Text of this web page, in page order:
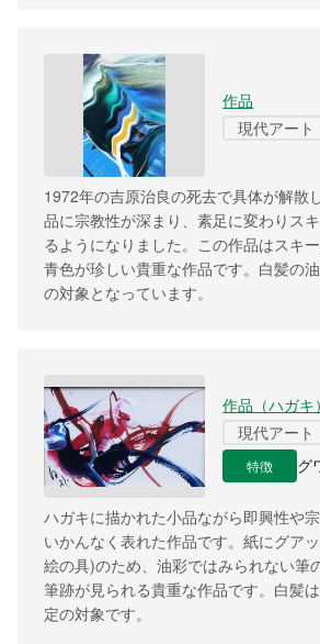
作品
現代アート
1972年の吉原治良の死去で具体が解散
品に宗教性が深まり、素足に変わりス
るようになりました。この作品はスキ
青色が珍しい貴重な作品です。白髪の
の対象となっています。
作品（ハガキ）
現代アート
特徴 グ
ハガキに描かれた小品ながら即興性や
いかんなく表れた作品です。紙にグア
絵の具)のため、油彩ではみられない筆
筆跡が見られる貴重な作品です。白髪
定の対象です。